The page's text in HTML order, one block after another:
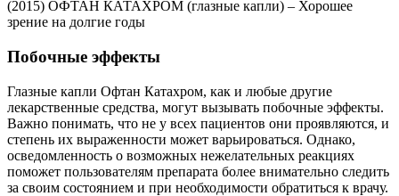
(2015) ОФТАН КАТАХРОМ (глазные капли) – Хорошее
зрение на долгие годы
Побочные эффекты
Глазные капли Офтан Катахром, как и любые другие
лекарственные средства, могут вызывать побочные эффекты.
Важно понимать, что не у всех пациентов они проявляются, и
степень их выраженности может варьироваться. Однако,
осведомленность о возможных нежелательных реакциях
поможет пользователям препарата более внимательно следить
за своим состоянием и при необходимости обратиться к врачу.